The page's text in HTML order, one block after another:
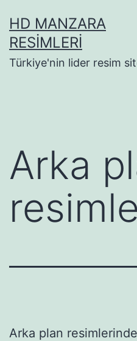
geçHD MANZARA
RESIMLERI
Türkiye'nin lider resim
Arka
Arka plan